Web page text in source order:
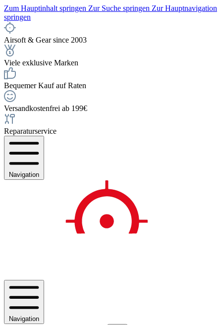
Zum Hauptinhalt springen Zur Suche springen Zur Hauptnavigation
springen
Airsoft & Gear since 2003
Viele exklusive Marken
Bequemer Kauf auf Raten
Versandkostenfrei ab 199€
Reparaturservice
Navigation
Navigation